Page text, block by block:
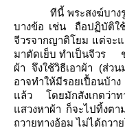
ทีนี้ พระสงฆ์บา
บางข้อ เช่น
ถือปฏิบัติใ
จีวรจากญาติโยม แต่จะแ
มาตัดเย็บ ทำเป็นจีวร
ผ้า จึงใช้วิธีเอาผ้า (ส่วน
อาจทำให้มีรอยเปื้อนบ้า
ล้ว
ดยมักสังเกตว่าท
สวงหาผ้า ก็จะไปทิ้งตา
ถวายทางอ้อม ไม่ได้ถวา